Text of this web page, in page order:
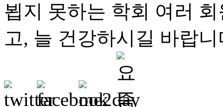
뵙지 못하는 학회 여러
고, 늘 건강하시길 바랍